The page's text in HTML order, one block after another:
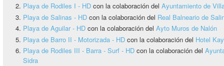
Playa de Rodiles I - HD con la colaboración del Ayuntamiento de
Playa de Salinas - HD con la colaboración del Real Balneario de
Playa de Aguilar - HD con la colaboración del Ayto Muros de Nalón
Playa de Barro II - Motorizada - HD con la colaboración del Hotel
Playa de Rodiles III - Barra - Surf - HD con la colaboración del
Sidra